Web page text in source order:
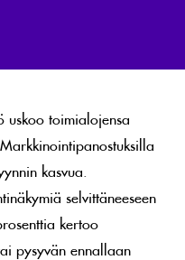
uskoo toimialojensa
kasvua.
selvittäneeseen
kertoo
pysyvän ennallaan